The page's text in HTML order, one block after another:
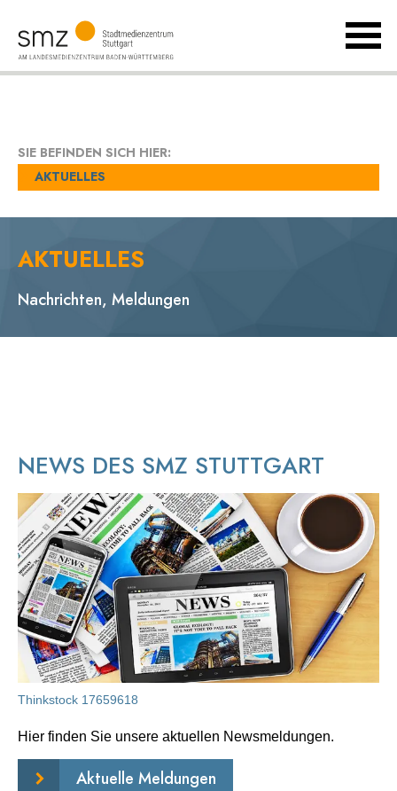
SIE BEFINDEN SICH HIER:
AKTUELLES
AKTUELLES
Nachrichten, Meldungen
NEWS DES SMZ STUTTGART
Thinkstock 17659618
Hier finden Sie unsere aktuellen Newsmeldungen.
Aktuelle Meldungen